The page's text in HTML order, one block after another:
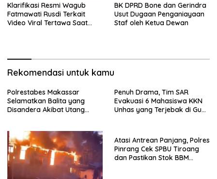
Klarifikasi Resmi Wagub
Fatmawati Rusdi Terkait
Video Viral Tertawa Saat
BK DPRD Bone dan Gerindra
Usut Dugaan Penganiayaan
Staf oleh Ketua Dewan
Rekomendasi untuk kamu
Polrestabes Makassar
Selamatkan Balita yang
Disandera Akibat Utang
Penuh Drama, Tim SAR
Evakuasi 6 Mahasiswa KKN
Unhas yang Terjebak di Gua
Atasi Antrean Panjang, Polres
Pinrang Cek SPBU Tiroang
dan Pastikan Stok BBM